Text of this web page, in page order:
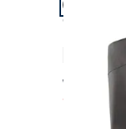
Passform
Comfort Fit
ab € 64,99
ab € 29,99